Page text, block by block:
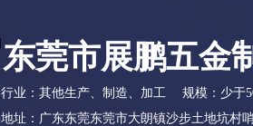
东莞市展鹏五金
行业： 其他生产、制造、加工 规模： 少于
地址： 广东东莞东莞市大朗镇沙步土地坑村